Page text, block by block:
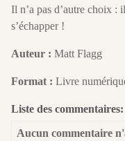
Il n’a pas d’autre choix :
s’échapper !
Auteur : Matt Flagg
Format : Livre
Liste des commentaires:
Aucun commentaire